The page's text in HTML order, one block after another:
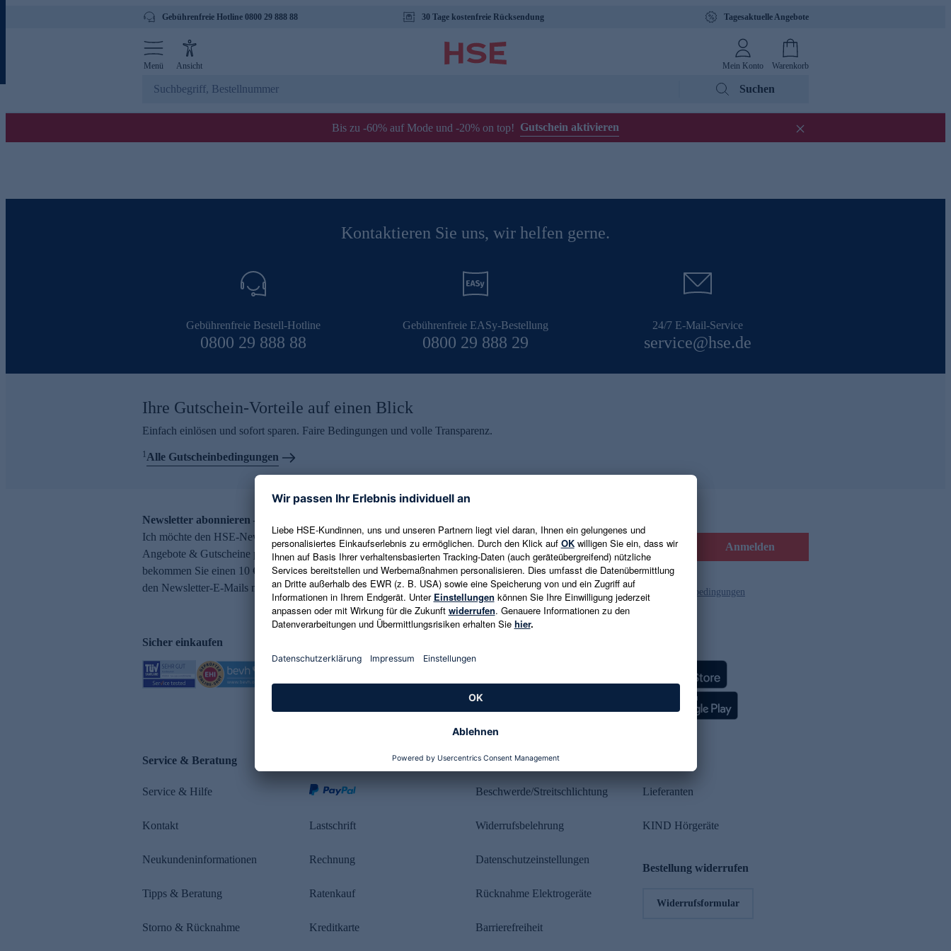
Gebührenfreie Hotline 0800 29 888 88 30 Tage kostenfreie Rücksendung Tagesaktuelle Angebote
Menü Ansicht Mein Konto Warenkorb
Suchen
Bis zu -60% auf Mode und -20% on top! Gutschein aktivieren
Kontaktieren Sie uns, wir helfen gerne.
Gebührenfreie Bestell-Hotline
0800 29 888 88
Gebührenfreie EASy-Bestellung
0800 29 888 29
24/7 E-Mail-Service
service@hse.de
Ihre Gutschein-Vorteile auf einen Blick
Einfach einlösen und sofort sparen. Faire Bedingungen und volle Transparenz.
1Alle Gutscheinbedingungen
Newsletter abonnieren – 10 € Gutschein erhalten
Ich möchte den HSE-Newsletter abonnieren und aktuelle Trends,
Angebote & Gutscheine per E-Mail erhalten. Als Dankeschön
bekommen Sie einen 10 € Gutschein. Eine Abmeldung ist jederzeit in
den Newsletter-E-Mails möglich.
E-Mail-Adresse eingeben Anmelden
Es gelten die Datenschutzrichtlinien und die Gutscheinbedingungen
Sicher einkaufen
Service & Beratung
Service & Hilfe
Kontakt
Neukundeninformationen
Tipps & Beratung
Storno & Rücknahme
Lastschrift
Rechnung
Ratenkauf
Kreditkarte
Rechtliches
Beschwerde/Streitschlichtung
Widerrufsbelehrung
Datenschutzeinstellungen
Rücknahme Elektrogeräte
Barrierefreiheit
Lieferanten
KIND Hörgeräte
Bestellung widerrufen
Widerrufsformular